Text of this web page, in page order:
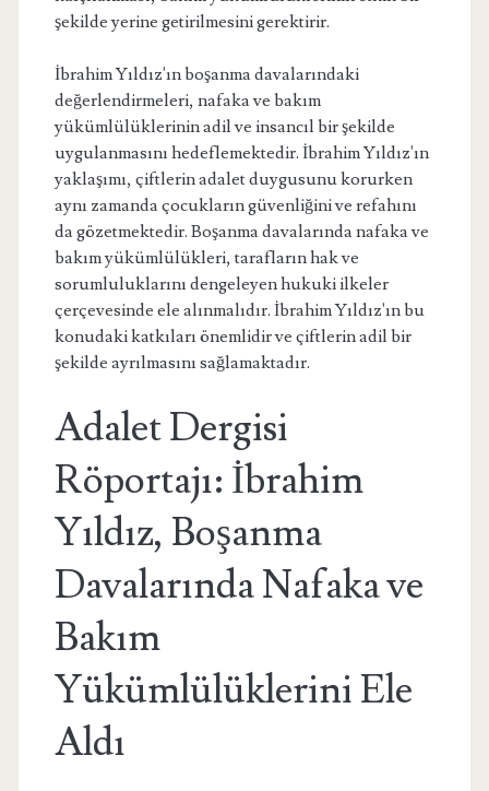
şekilde yerine getirilmesini gerektirir.
İbrahim Yıldız'ın boşanma davalarındaki
değerlendirmeleri, nafaka ve bakım
yükümlülüklerinin adil ve insancıl bir şekilde
uygulanmasını hedeflemektedir. İbrahim Yıldız'ın
yaklaşımı, çiftlerin adalet duygusunu korurken
aynı zamanda çocukların güvenliğini ve refahını
da gözetmektedir. Boşanma davalarında nafaka ve
bakım yükümlülükleri, tarafların hak ve
sorumluluklarını dengeleyen hukuki ilkeler
çerçevesinde ele alınmalıdır. İbrahim Yıldız'ın bu
konudaki katkıları önemlidir ve çiftlerin adil bir
şekilde ayrılmasını sağlamaktadır.
Adalet Dergisi
Röportajı: İbrahim
Yıldız, Boşanma
Davalarında Nafaka ve
Bakım
Yükümlülüklerini Ele
Aldı